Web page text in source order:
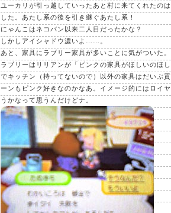
ユーカリが引っ越していったあと村に来てくれたの
した。あたし系の後を引き継ぐあたし系！
にゃんこはネコバン以来二人目だったかな？
しかしアイシャドウ濃いよ……。
あと、家具にラブリー家具が多いことに気がついた。
ラブリーはリリアンが「ピンクの家具がほしいのほ
でキッチン（持ってないので）以外の家具はだいぶ
ーンもピンク好きなのかなあ。イメージ的にはロイ
うかなって思うんだけどナ。